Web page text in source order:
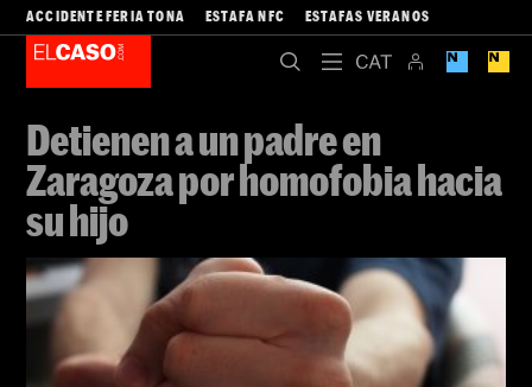
ACCIDENTE FERIA TONA ESTAFA NFC ESTAFAS VERANOS
Detienen a un padre en
Zaragoza por homofobia hacia
su hijo